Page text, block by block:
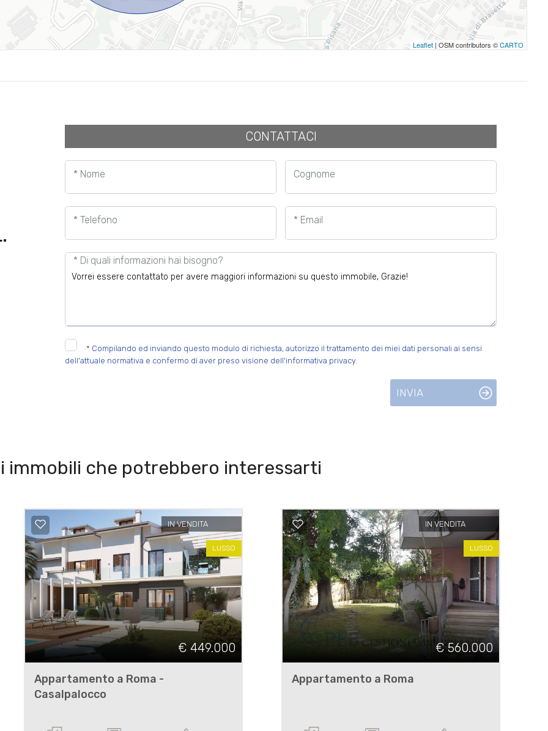
Leaflet | OSM contributors ©CARTO
CONTATTACI
* Nome Cognome
* Telefono * Email
* Di quali informazioni hai bisogno?
* Compilando ed inviando questo modulo di richiesta, autorizzo il trattamento dei miei dati personali ai sensi
dell'attuale normativa e confermo di aver preso visione dell'informativa privacy.
INVIA
immobili che potrebbero interessarti
IN VENDITA
LUSSO
€ 449.000
Appartamento a Roma -
Casalpalocco
IN VENDITA
LUSSO
€ 560.000
Appartamento a Roma